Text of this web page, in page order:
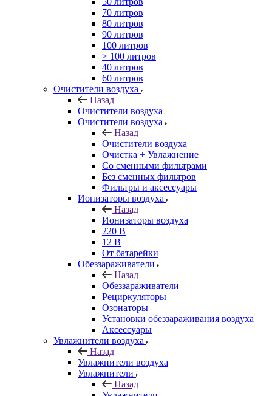
70 литров
80 литров
90 литров
100 литров
> 100 литров
40 литров
60 литров
Очистители воздуха
Назад
Очистители воздуха
Очистители воздуха
Назад
Очистители воздуха
Очистка + Увлажнение
Cо сменными фильтрами
Без сменных фильтров
Фильтры и аксессуары
Ионизаторы воздуха
Назад
Ионизаторы воздуха
220 В
12 В
От батарейки
Обеззараживатели
Назад
Обеззараживатели
Рециркуляторы
Озонаторы
Установки обеззараживания воздуха
Аксессуары
Увлажнители воздуха
Назад
Увлажнители воздуха
Увлажнители
Назад